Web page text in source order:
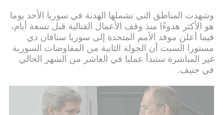
وشهدت المناطق التي تشملها الهدنة في سوريا الأحد يوما
هو الأكثر هدوءًا منذ وقف الأعمال القتالية قبل تسعة أيام،
فيما أعلن موفد الأمم المتحدة إلى سوريا ستافان دي
مستورا السبت أن الجولة الثانية من المفاوضات السورية
غير المباشرة ستبدأ عمليا في العاشر من الشهر الحالي
في جنيف.